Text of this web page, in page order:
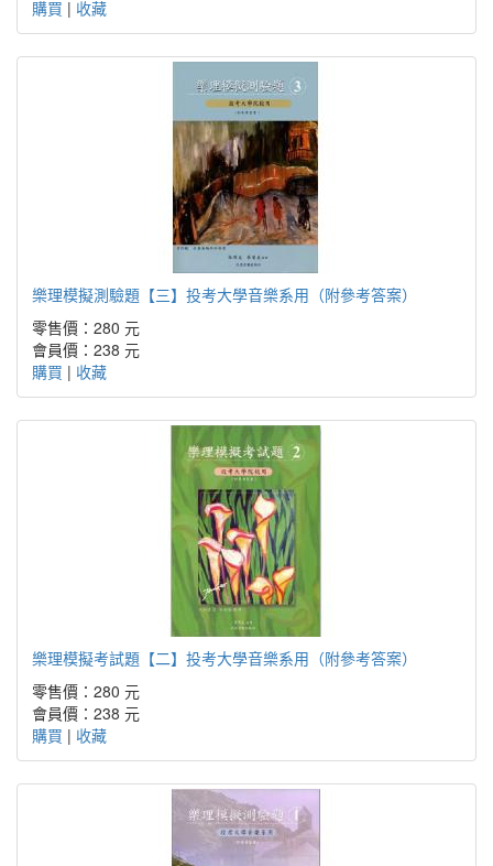
購買 | 收藏
樂理模擬測驗題【三】投考大學音樂系用（附參考答案）
零售價：280 元
會員價：238 元
購買 | 收藏
樂理模擬考試題【二】投考大學音樂系用（附參考答案）
零售價：280 元
會員價：238 元
購買 | 收藏